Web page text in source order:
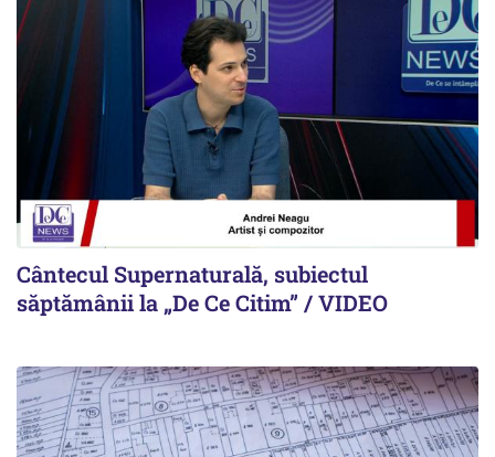
Cântecul Supernaturală, subiectul
săptămânii la „De Ce Citim” / VIDEO